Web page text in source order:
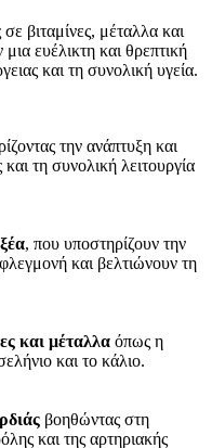
βιταμίνες, μέταλλα και
ευέλικτη και θρεπτική
και τη συνολική υγεία.
την ανάπτυξη και
τη συνολική λειτουργία
, που υποστηρίζουν την
και βελτιώνουν τη
και μέταλλα όπως η
και το κάλιο.
βοηθώντας στη
και της αρτηριακής